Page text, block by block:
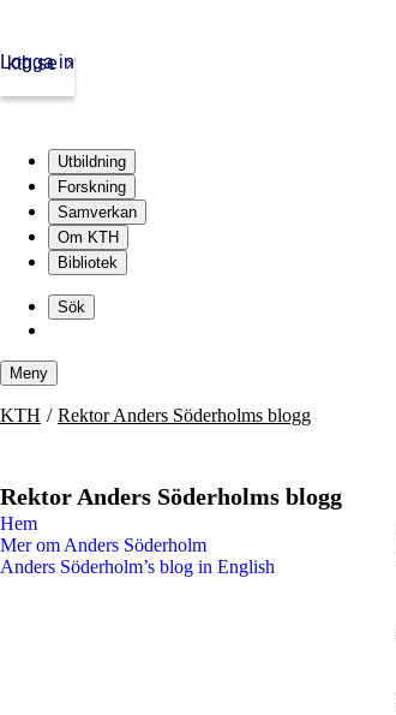
kth.se
Logga in
Utbildning
Forskning
Samverkan
Om KTH
Bibliotek
content
Sök
Meny
to
KTH Rektor Anders Söderholms blogg
Rektor Anders Söderholms blogg
Hem
Mer om Anders Söderholm
Anders Söderholm’s blog in English